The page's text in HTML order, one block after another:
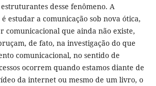
desse fenômeno. A
estudar a comunicação sob nova ótica,
comunicacional que ainda não existe,
de fato, na investigação do que
comunicacional, no sentido de
ocorrem quando estamos diante de
da internet ou mesmo de um livro, o